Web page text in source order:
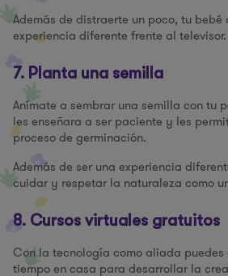
Además de distraerte un poco, tu
experiencia diferente frente al televisor.
7. Planta una semilla
Anímate a sembrar una semilla con tu
les enseñara a ser paciente y les
proceso de germinación.
Además de ser una experiencia
cuidar y respetar la naturaleza como
8. Cursos virtuales gratuitos
Con la tecnología como aliada puedes
tiempo en casa para desarrollar la